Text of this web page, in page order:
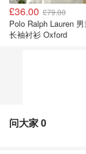
£36.00 £79.00
Polo Ralph Lauren
长袖衬衫 Oxford
问大家0